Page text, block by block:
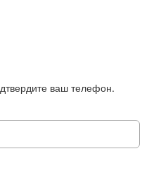
ваш телефон.